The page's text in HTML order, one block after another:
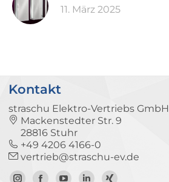
11. März 2025
Kontakt
straschu Elektro-Vertriebs GmbH
Mackenstedter Str. 9
28816 Stuhr
+49 4206 4166-0
vertrieb@straschu-ev.de